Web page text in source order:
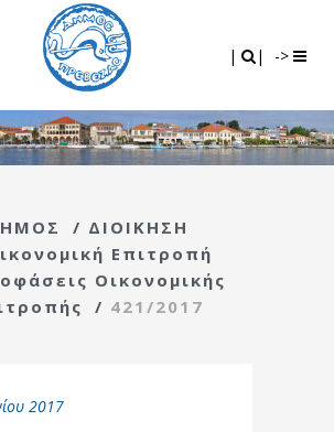
| | ->
/ ΔΙΟΙΚΗΣΗ
Επιτροπή
Οικονομικής
/ 421/2017
2017